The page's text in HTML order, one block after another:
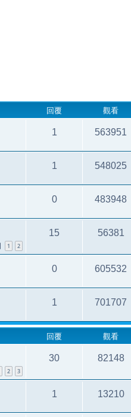
回覆 觀看
1 563951
1 548025
0 483948
1 2
15 56381
0 605532
1 701707
回覆 觀看
2 3
30 82148
1 13210